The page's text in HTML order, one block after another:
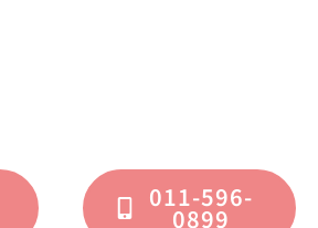
011-596-
0899